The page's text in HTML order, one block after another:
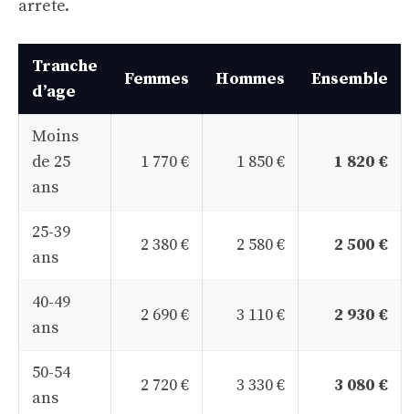
arrete.
Tranche
d’age
Femmes Hommes Ensemble
Moins
de 25
ans
1 770 € 1 850 € 1 820 €
25-39
ans
2 380 € 2 580 € 2 500 €
40-49
ans
2 690 € 3 110 € 2 930 €
50-54
ans
2 720 € 3 330 € 3 080 €